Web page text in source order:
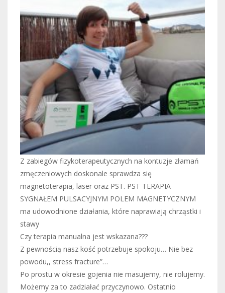
Z zabiegów fizykoterapeutycznych na kontuzje złamań
zmęczeniowych doskonale sprawdza się
magnetoterapia, laser oraz PST. PST TERAPIA
SYGNAŁEM PULSACYJNYM POLEM MAGNETYCZNYM
ma udowodnione działania, które naprawiają chrząstki i
stawy
Czy terapia manualna jest wskazana???
Z pewnością nasz kość potrzebuje spokoju… Nie bez
powodu,, stress fracture”…
Po prostu w okresie gojenia nie masujemy, nie rolujemy.
Możemy za to zadziałać przyczynowo. Ostatnio